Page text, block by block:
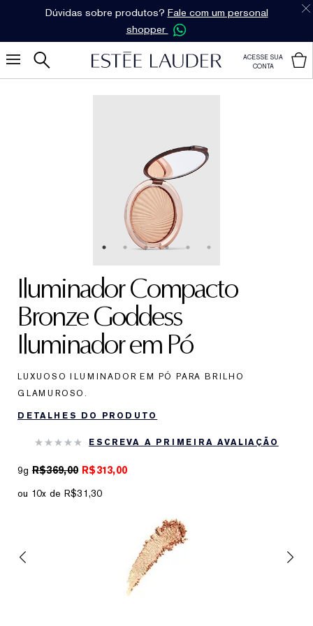
Dúvidas sobre produtos? Fale com um personal
shopper
ACESSE SUA
CONTA
Iluminador Compacto
Bronze Goddess
Iluminador em Pó
LUXUOSO ILUMINADOR EM PÓ PARA BRILHO
GLAMUROSO.
DETALHES DO PRODUTO
ESCREVA A PRIMEIRA AVALIAÇÃO
9gR$369,00 R$313,00
ou 10x de R$31,30